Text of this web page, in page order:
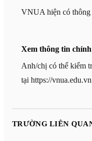
VNUA hiện có thông
Xem thông tin
Anh/chị có thể kiểm
tại https://
TRƯỜNG LIÊN